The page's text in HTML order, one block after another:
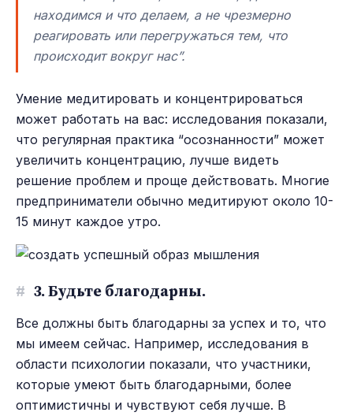
находимся и что делаем, а не чрезмерно
реагировать или перегружаться тем, что
происходит вокруг нас”.
Умение медитировать и концентрироваться
может работать на вас: исследования показали,
что регулярная практика “осознанности” может
увеличить концентрацию, лучше видеть
решение проблем и проще действовать. Многие
предприниматели обычно медитируют около 10-
15 минут каждое утро.
# 3. Будьте благодарны.
Все должны быть благодарны за успех и то, что
мы имеем сейчас. Например, исследования в
области психологии показали, что участники,
которые умеют быть благодарными, более
оптимистичны и чувствуют себя лучше. В